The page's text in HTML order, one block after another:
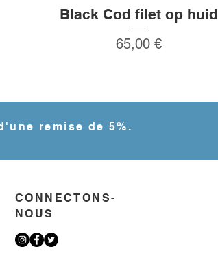
Aperçu rapide
Black Cod filet op huid
Prix
65,00 €
remise de 5%.
CONNECTONS-
NOUS